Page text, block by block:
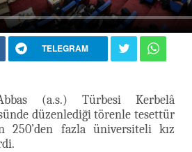
TELEGRAM
(a.s.) Türbesi Kerbelâ
düzenlediği törenle tesettür
250’den fazla üniversiteli kız